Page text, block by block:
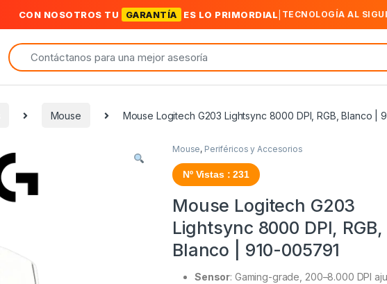
CON NOSOTROS TU GARANTÍA ES LO PRIMORDIAL TECNOLOGÍA AL
Search for:
Mouse Mouse Logitech G203 Lightsync 8000 DPI, RGB, Blanco |
Mouse, Periféricos y Accesorios
Nº Vistas : 231
Mouse Logitech G203
Lightsync 8000 DPI, RGB,
Blanco | 910-005791
Sensor: Gaming-grade, 200–8.000 DPI